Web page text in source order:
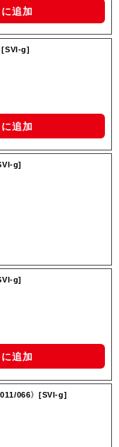
追加
[SVI-g]
追加
g]
g]
追加
066〉[SVI-g]